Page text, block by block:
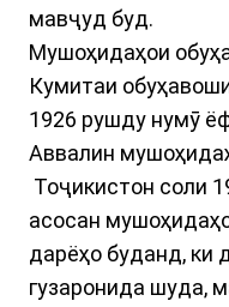
мавҷуд буд.
Мушоҳидаҳои
Кумитаи
1926 рушду нумӯ
Аввалин
Тоҷикистон соли
асосан
дарёҳо буданд, ки
гузаронида шуда,